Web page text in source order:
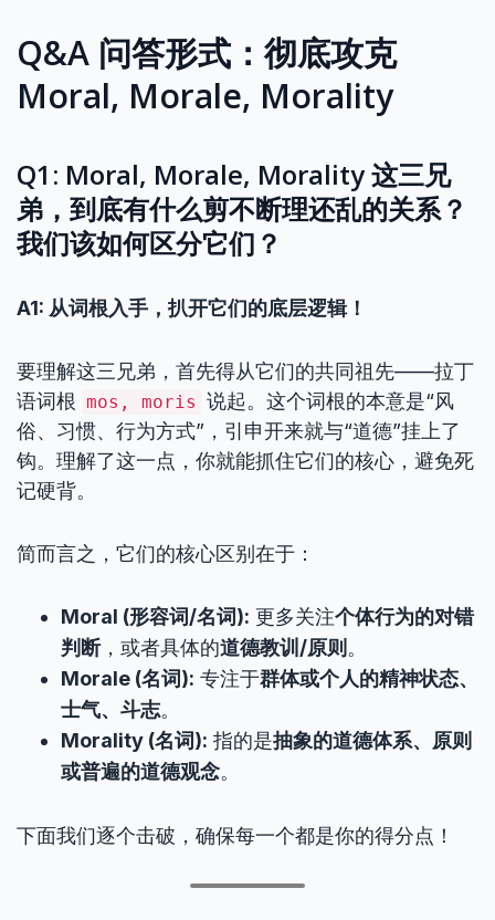
Q&A 问答形式：彻底攻克
Moral, Morale, Morality
Q1: Moral, Morale, Morality 这三兄
弟，到底有什么剪不断理还乱的关系？
我们该如何区分它们？
A1: 从词根入手，扒开它们的底层逻辑！
要理解这三兄弟，首先得从它们的共同祖先——拉丁
语词根 mos, moris 说起。这个词根的本意是“风
俗、习惯、行为方式”，引申开来就与“道德”挂上了
钩。理解了这一点，你就能抓住它们的核心，避免死
记硬背。
简而言之，它们的核心区别在于：
Moral (形容词/名词): 更多关注个体行为的对错
判断，或者具体的道德教训/原则 。
Morale (名词): 专注于群体或个人的精神状态、
士气、斗志。
Morality (名词): 指的是抽象的道德体系、原则
或普遍的道德观念。
下面我们逐个击破，确保每一个都是你的得分点！